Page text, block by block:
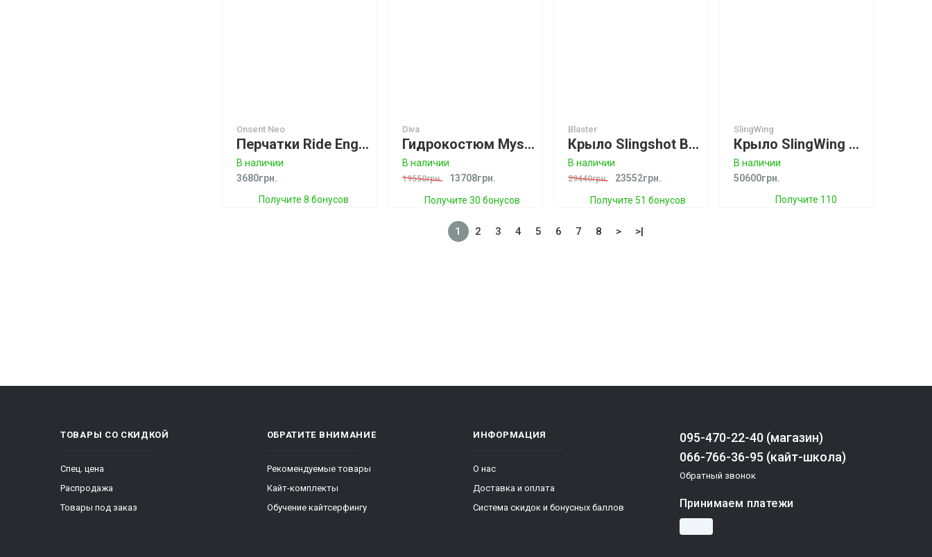
Onsent Neo
Перчатки Ride Engine 5mm Onsent Neo Glove (спеццена)
В наличии
3680грн.
Получите 8 бонусов
Diva
Гидрокостюм Mystic Winter Diva 4/3 D/L Fullsuit Backzip Teel Women
В наличии
19550грн. 13708грн.
Получите 30 бонусов
Blaster
Крыло Slingshot Blaster V1
В наличии
29440грн. 23552грн.
Получите 51 бонусов
SlingWing
Крыло SlingWing V2 Green Спеццена!
В наличии
50600грн.
Получите 110
1 2 3 4 5 6 7 8 > >|
ТОВАРЫ СО СКИДКОЙ
Спец. цена
Распродажа
Товары под заказ
ОБРАТИТЕ ВНИМАНИЕ
Рекомендуемые товары
Кайт-комплекты
Обучение кайтсерфингу
ИНФОРМАЦИЯ
О нас
Доставка и оплата
Система скидок и бонусных баллов
095-470-22-40 (магазин)
066-766-36-95 (кайт-школа)
Обратный звонок
Принимаем платежи